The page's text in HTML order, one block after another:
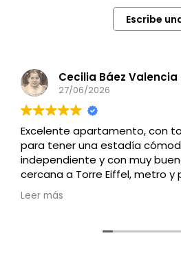
Escribe
Cecilia Báez Valencia
27/06/2026
Excelente apartamento, con
para tener una estadía
independiente y con muy
cercana a Torre Eiffel, metro y
Recomendado
Leer más